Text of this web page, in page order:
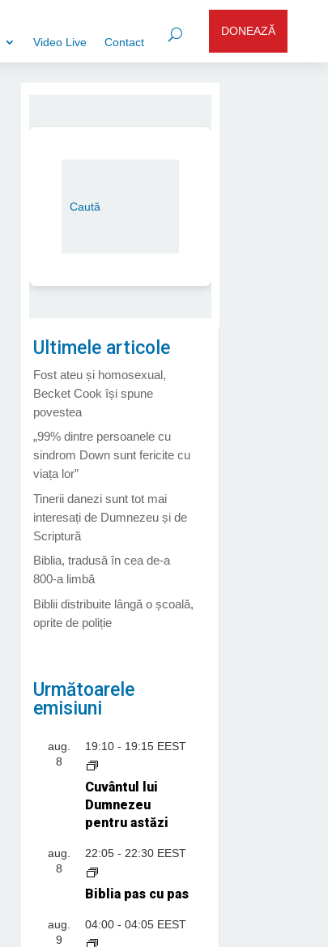
Video Live Contact
DONEAZĂ
Ultimele articole
Fost ateu și homosexual,
Becket Cook își spune
povestea
„99% dintre persoanele cu
sindrom Down sunt fericite cu
viața lor”
Tinerii danezi sunt tot mai
interesați de Dumnezeu și de
Scriptură
Biblia, tradusă în cea de-a
800-a limbă
Biblii distribuite lângă o școală,
oprite de poliție
Următoarele
emisiuni
aug.
8
19:10- 19:15 EEST
Cuvântul lui
Dumnezeu
pentru astăzi
aug.
8
22:05- 22:30 EEST
Biblia pas cu pas
aug.
9
04:00- 04:05 EEST